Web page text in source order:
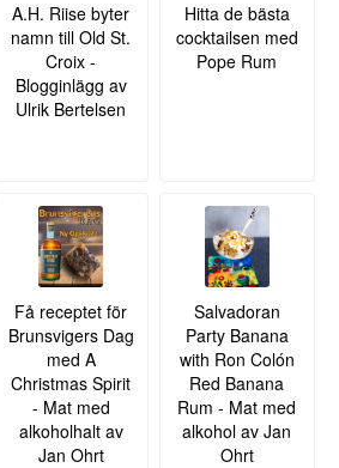
A.H. Riise byter
namn till Old St.
Croix -
Blogginlägg av
Ulrik Bertelsen
Hitta de bästa
cocktailsen med
Pope Rum
Få receptet för
Brunsvigers Dag
med A
Christmas Spirit
- Mat med
alkoholhalt av
Jan Ohrt
Salvadoran
Party Banana
with Ron Colón
Red Banana
Rum - Mat med
alkohol av Jan
Ohrt